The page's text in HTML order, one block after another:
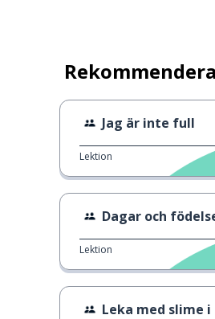
Jag är inte full
Lektion
Dagar och
Lektion
Leka med slime i